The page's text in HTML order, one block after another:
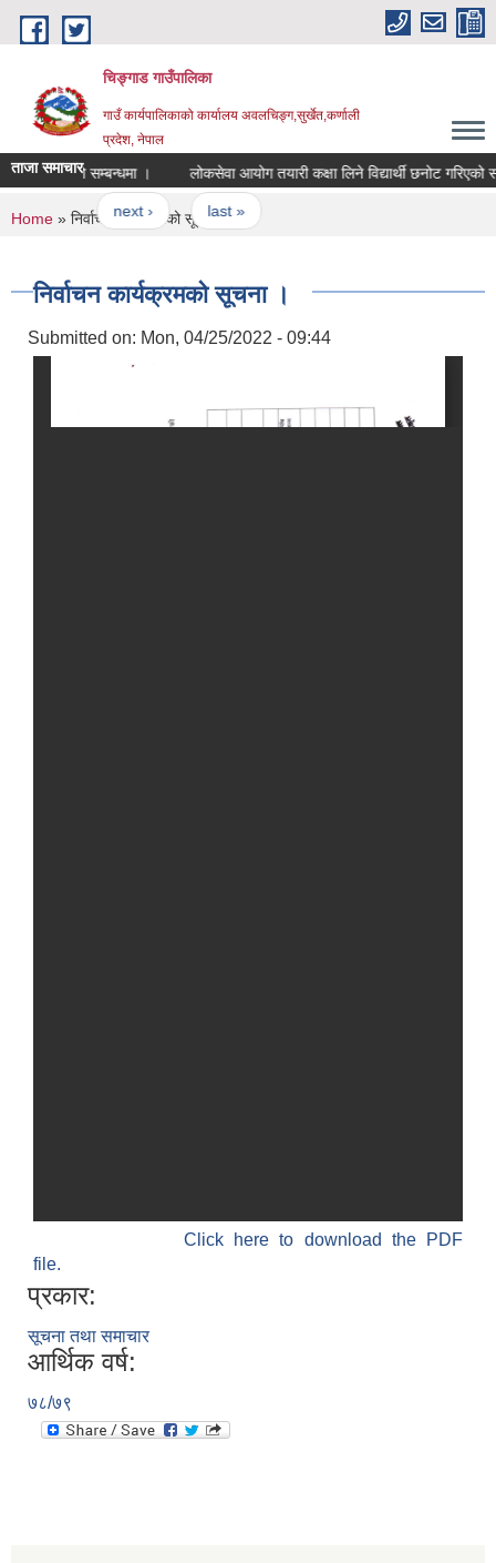
Skip to main content
चिङ्गाड गाउँपालिका
गाउँ कार्यपालिकाको कार्यालय अवलचिङ्ग,सुर्खेत,कर्णाली
प्रदेश, नेपाल
ताजा समाचारअन्तिम नतिजा प्रकाशन गरिएको सम्बन्धमा । लोकसेवा आयोग तयारी कक्षा लिने विद्यार्थी छनोट गरिएको
next › last »
You are here
Home » निर्वाचन कार्यक्रमको सूचना ।
निर्वाचन कार्यक्रमको सूचना ।
Submitted on: Mon, 04/25/2022 - 09:44
Click here to download the PDF
file.
प्रकार:
सूचना तथा समाचार
आर्थिक वर्ष:
७८/७९